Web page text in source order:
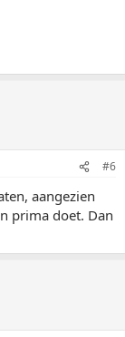
#6
aangezien
prima doet. Dan